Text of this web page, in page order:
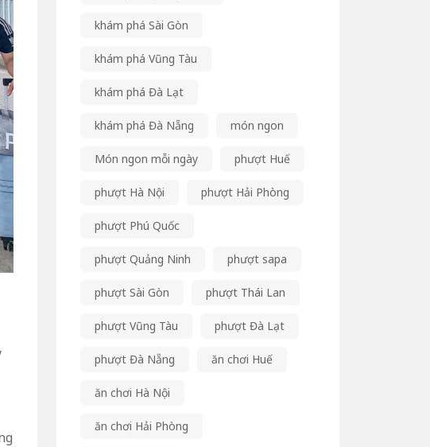
khám phá Sài Gòn
khám phá Vũng Tàu
khám phá Đà Lạt
khám phá Đà Nẵng món ngon
Món ngon mỗi ngày phượt Huế
phượt Hà Nội phượt Hải Phòng
phượt Phú Quốc
phượt Quảng Ninh phượt sapa
phượt Sài Gòn phượt Thái Lan
phượt Vũng Tàu phượt Đà Lạt
phượt Đà Nẵng ăn chơi Huế
ăn chơi Hà Nội
ăn chơi Hải Phòng